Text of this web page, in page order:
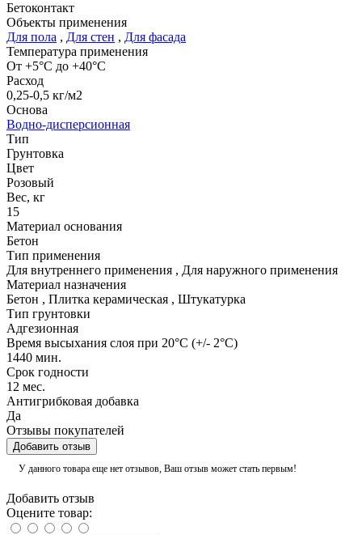
Бетоконтакт
Объекты применения
Для пола , Для стен , Для фасада
Температура применения
От +5°С до +40°С
Расход
0,25-0,5 кг/м2
Основа
Водно-дисперсионная
Тип
Грунтовка
Цвет
Розовый
Вес, кг
15
Материал основания
Бетон
Тип применения
Для внутреннего применения , Для наружного применения
Материал назначения
Бетон , Плитка керамическая , Штукатурка
Тип грунтовки
Адгезионная
Время высыхания слоя при 20°C (+/- 2°C)
1440 мин.
Срок годности
12 мес.
Антигрибковая добавка
Да
Отзывы покупателей
Добавить отзыв
У данного товара еще нет отзывов, Ваш отзыв может стать первым!
Добавить отзыв
Оцените товар: